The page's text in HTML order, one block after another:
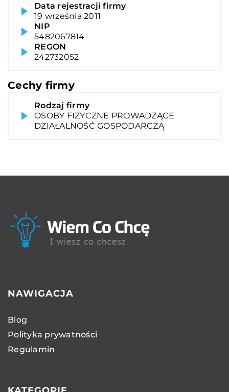
Data rejestracji firmy
19 września 2011
NIP
5482067814
REGON
242732052
Cechy firmy
Rodzaj firmy
OSOBY FIZYCZNE PROWADZĄCE
DZIAŁALNOŚĆ GOSPODARCZĄ
NAWIGACJA
Blog
Polityka prywatności
Regulamin